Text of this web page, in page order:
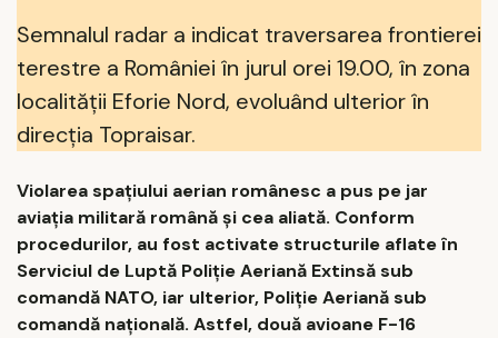
Semnalul radar a indicat traversarea frontierei
terestre a României în jurul orei 19.00, în zona
localității Eforie Nord, evoluând ulterior în
direcția Topraisar.
Violarea spațiului aerian românesc a pus pe jar
aviația militară română și cea aliată. Conform
procedurilor, au fost activate structurile aflate în
Serviciul de Luptă Poliție Aeriană Extinsă sub
comandă NATO, iar ulterior, Poliție Aeriană sub
comandă națională. Astfel, două avioane F-16